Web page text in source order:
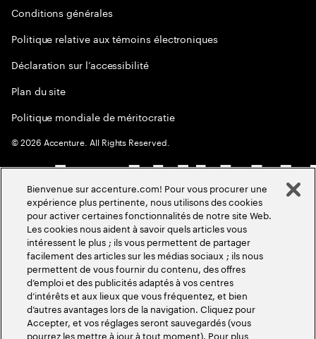
Conditions générales
Politique relative aux témoins électroniques
Déclaration sur l’accessibilité
Plan du site
Politique mondiale de méritocratie
©2026 Accenture. All Rights Reserved.
Bienvenue sur accenture.com! Pour vous procurer une
expérience plus pertinente, nous utilisons des cookies
pour activer certaines fonctionnalités de notre site Web.
Les cookies nous aident à savoir quels articles vous
intéressent le plus ; ils vous permettent de partager
facilement des articles sur les médias sociaux ; ils nous
permettent de vous fournir du contenu, des offres
d’emploi et des publicités adaptés à vos centres
d’intérêts et aux lieux que vous fréquentez, et bien
d’autres avantages lors de la navigation. Cliquez pour
Accepter, et vos réglages seront sauvegardés (vous
pourrez les mettre à jour à tout moment). Pour plus